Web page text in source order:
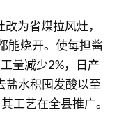
为省煤拉风灶，
能烧开。使每担酱
量减少2%，日产
盐水积囤发酸以至
工艺在全县推广。